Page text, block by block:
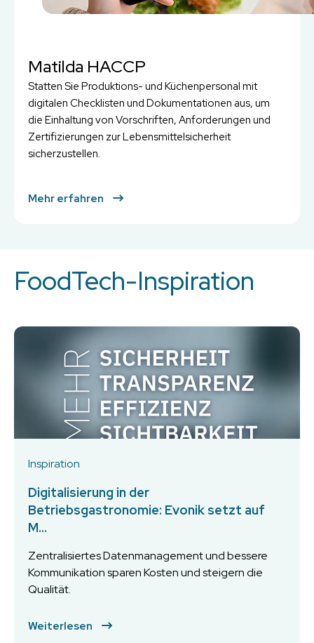
Matilda HACCP
Statten Sie Produktions- und Küchenpersonal mit
digitalen Checklisten und Dokumentationen aus, um
die Einhaltung von Vorschriften, Anforderungen und
Zertifizierungen zur Lebensmittelsicherheit
sicherzustellen.
Mehr erfahren
FoodTech-Inspiration
Inspiration
Digitalisierung in der
Betriebsgastronomie: Evonik setzt auf
M...
Zentralisiertes Datenmanagement und bessere
Kommunikation sparen Kosten und steigern die
Qualität.
Weiterlesen